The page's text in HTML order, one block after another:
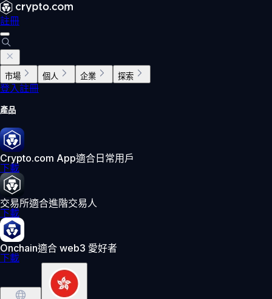
註冊
市場 個人 企業 探索
登入註冊
產品
Crypto.com App適合日常用戶
下載
交易所適合進階交易人
下載
Onchain適合 web3 愛好者
下載